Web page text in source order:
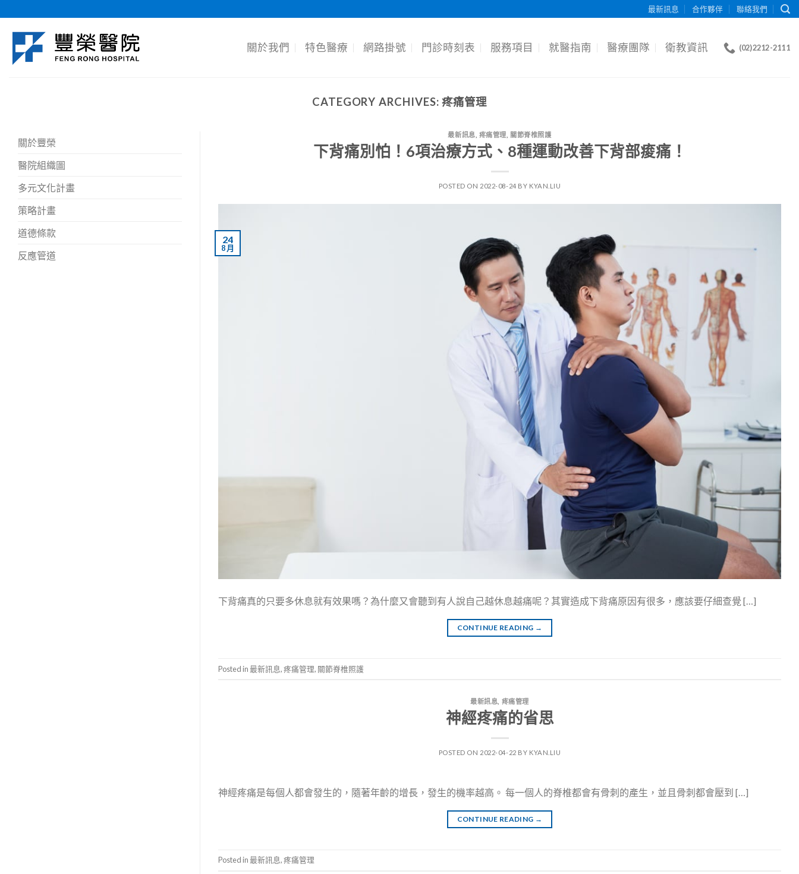
to
content
最新訊息 合作夥伴 聯絡我們
關於我們 特色醫療 網路掛號 門診時刻表 服務項目 就醫指南 醫療團隊 衛教資訊 (02)2212-2111
CATEGORY ARCHIVES:疼痛管理
關於豐榮
醫院組織圖
多元文化計畫
策略計畫
道德條款
反應管道
最新訊息 疼痛管理 關節脊椎照護
下背痛別怕！6項治療方式、8種運動改善下背部痠痛！
POSTED ON 2022-08-24 BY KYAN.LIU
24
8 月
下背痛真的只要多休息就有效果嗎？為什麼又會聽到有人說自己越休息越痛呢？其實造成下背痛原因有很多，應該要仔細查覺 […]
CONTINUE READING →
Posted in最新訊息,疼痛管理, 關節脊椎照護
最新訊息 疼痛管理
神經疼痛的省思
POSTED ON 2022-04-22 BY KYAN.LIU
神經疼痛是每個人都會發生的，隨著年齡的增長，發生的機率越高。 每一個人的脊椎都會有骨刺的產生，並且骨刺都會壓到 […]
CONTINUE READING →
Posted in最新訊息,疼痛管理